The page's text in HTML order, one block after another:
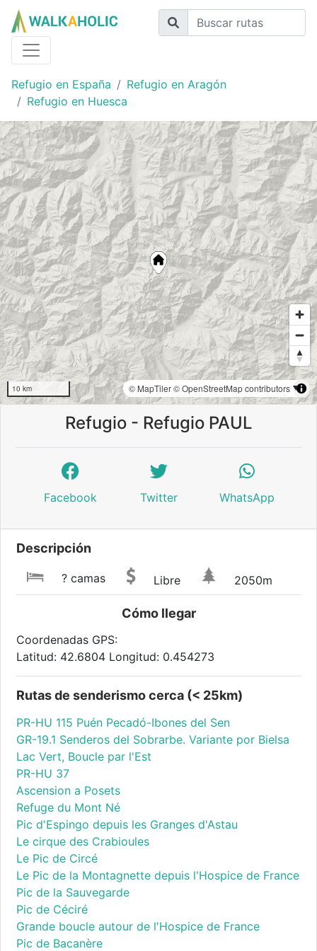
Refugio en España
Refugio en Aragón
Refugio en Huesca
10 km © MapTiler© OpenStreetMap contributors
Refugio - Refugio PAUL
Facebook Twitter WhatsApp
Descripción
? camas Libre 2050m
Cómo llegar
Coordenadas GPS:
Latitud: 42.6804 Longitud: 0.454273
Rutas de senderismo cerca (< 25km)
PR-HU 115 Puén Pecadó-Ibones del Sen
GR-19.1 Senderos del Sobrarbe. Variante por Bielsa
Lac Vert, Boucle par l'Est
PR-HU 37
Ascension a Posets
Refuge du Mont Né
Pic d'Espingo depuis les Granges d'Astau
Le cirque des Crabioules
Le Pic de Circé
Le Pic de la Montagnette depuis l'Hospice de France
Pic de la Sauvegarde
Pic de Céciré
Grande boucle autour de l'Hospice de France
Pic de Bacanère